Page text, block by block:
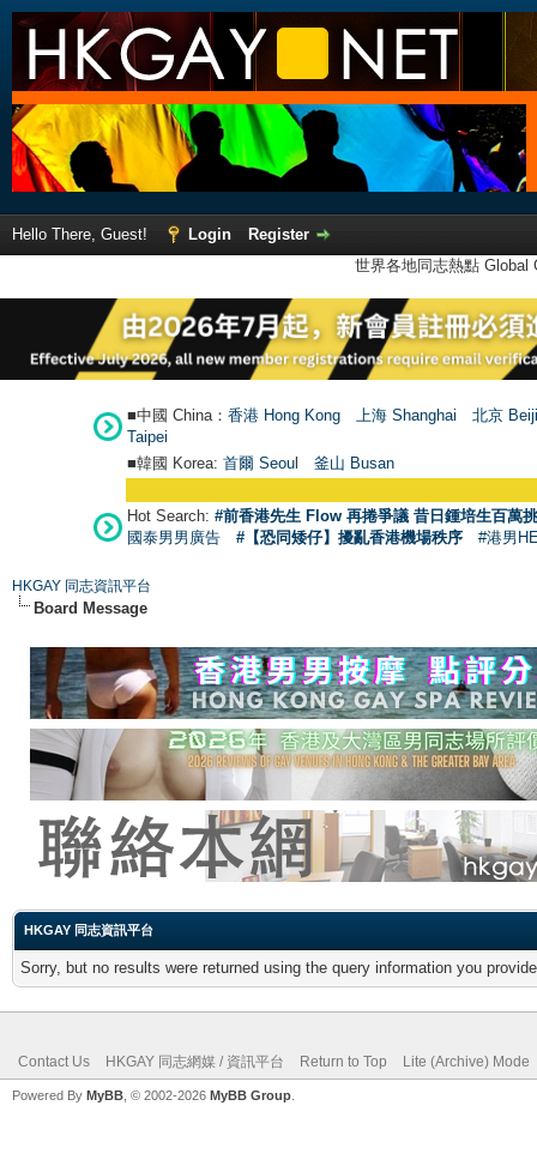
Hello There, Guest! Login
Register
世界各地同志熱點
■中國 China： 香港 Hong Kong 上海 Shanghai
北京
Taipei
■韓國 Korea: 首爾 Seoul 釜山 Busan
Hot Search: #前香港先生 Flow 再捲爭議 昔日鍾培生百萬
國泰男男廣告
#【恐同矮仔】擾亂香港機場秩序 #港男
HKGAY 同志資訊平台
Board Message
HKGAY 同志資訊平台
Sorry, but no results were returned using the query information you
Contact Us HKGAY 同志網媒 / 資訊平台 Return to Top Lite (Archive) Mode
Powered By MyBB , © 2002-2026 MyBB Group